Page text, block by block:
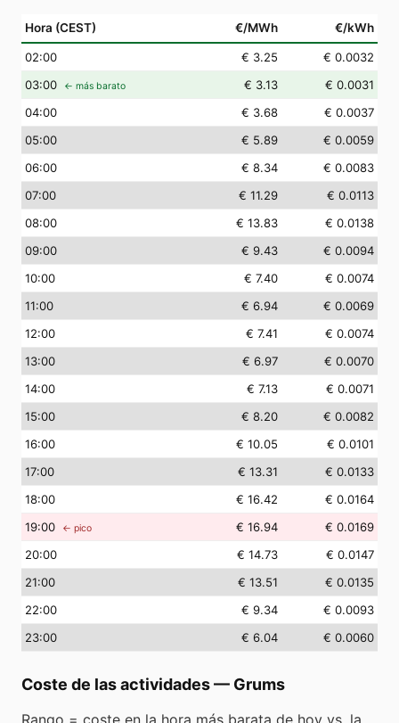
Hora (CEST) €/MWh €/kWh
02:00 € 3.25
€ 0.0032
03:00 ← más barato € 3.13
€ 0.0031
04:00 € 3.68
€ 0.0037
05:00 € 5.89
€ 0.0059
06:00 € 8.34
€ 0.0083
07:00 € 11.29
€ 0.0113
08:00 € 13.83
€ 0.0138
09:00 € 9.43
€ 0.0094
10:00 € 7.40
€ 0.0074
11:00 € 6.94
€ 0.0069
12:00 € 7.41
€ 0.0074
13:00 € 6.97
€ 0.0070
14:00 € 7.13
€ 0.0071
15:00 € 8.20
€ 0.0082
16:00 € 10.05
€ 0.0101
17:00 € 13.31
€ 0.0133
18:00 € 16.42
€ 0.0164
19:00 ← pico € 16.94
€ 0.0169
20:00 € 14.73
€ 0.0147
21:00 € 13.51
€ 0.0135
22:00 € 9.34
€ 0.0093
23:00 € 6.04 € 0.0060
Coste de las actividades— Grums
Rango = coste en la hora más barata de hoy vs. la